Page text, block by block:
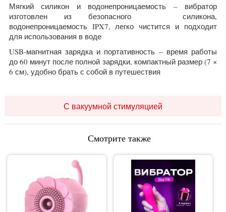
Мягкий силикон и водонепроницаемость – вибратор
изготовлен из безопасного силикона,
водонепроницаемость IPX7, легко чистится и подходит
для использования в воде
USB-магнитная зарядка и портативность – время работы
до 60 минут после полной зарядки, компактный размер (7 ×
6 см), удобно брать с собой в путешествия
С вакуумной стимуляцией
Смотрите также